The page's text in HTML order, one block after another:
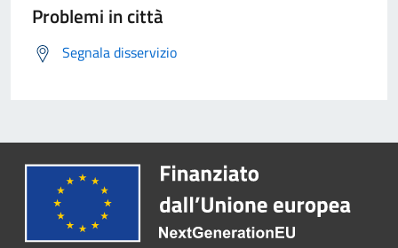
Problemi in città
Segnala disservizio